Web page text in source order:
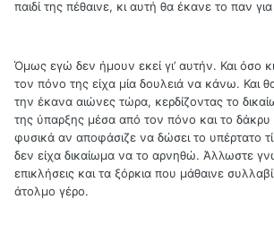
παιδί της πέθαινε, κι αυτή θα έκανε το παν
Όμως εγώ δεν ήμουν εκεί γι’ αυτήν. Και όσο
τον πόνο της είχα μία δουλειά να κάνω. Και
την έκανα αιώνες τώρα, κερδίζοντας το
της ύπαρξης μέσα από τον πόνο και το
φυσικά αν αποφάσιζε να δώσει το υπέρτατο
δεν είχα δικαίωμα να το αρνηθώ. Άλλωστε
επικλήσεις και τα ξόρκια που μάθαινε
άτολμο γέρο.